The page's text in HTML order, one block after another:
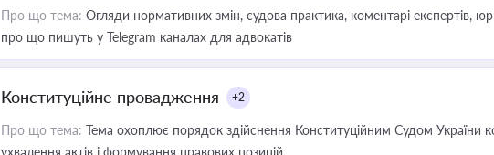
Про що тема: Огляди нормативних змін, судова практика, коментарі експертів,
про що пишуть у Telegram каналах для адвокатів
Конституційне провадження +2
Про що тема: Тема охоплює порядок здійснення Конституційним Судом України
ухвалення актів і формування правових позицій